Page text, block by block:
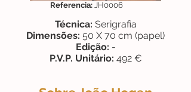
Referencia: JH0006
Técnica: Serigrafia
Dimensões: 50 X 70 cm (papel)
Edição: -
P.V.P. Unitário: 492 €